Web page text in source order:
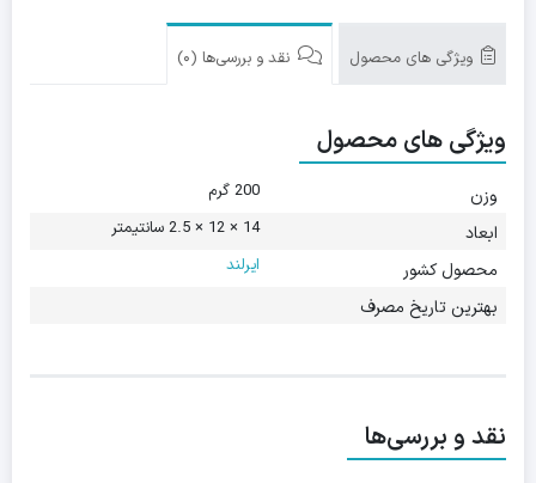
ویژگی های محصول نقد و بررسی‌ها (0)
ویژگی های محصول
وزن 200 گرم
ابعاد 14 × 12 × 2.5 سانتیمتر
محصول کشور ایرلند
بهترین تاریخ مصرف
نقد و بررسی‌ها